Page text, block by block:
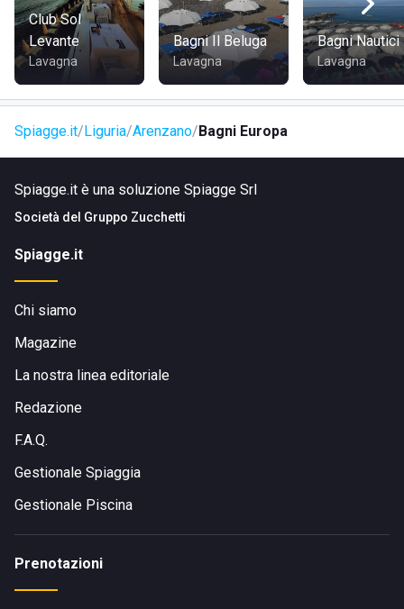
Club Sol
Levante
Lavagna
Bagni Il Beluga
Lavagna
Bagni Nautici
Lavagna
Spiagge.it Liguria Arenzano Bagni Europa
Spiagge.it è una soluzione Spiagge Srl
Società del Gruppo Zucchetti
Spiagge.it
Chi siamo
Magazine
La nostra linea editoriale
Redazione
F.A.Q.
Gestionale Spiaggia
Gestionale Piscina
Prenotazioni